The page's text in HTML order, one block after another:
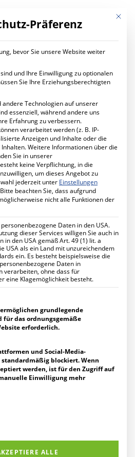
Unternehmen
Ihr Unternehmen
Digitale Sicherheit
im Gebäude
Unternehmen
2018
2018 November
Mit
Präferenz
bevor Sie unsere Website weiter
und Ihre Einwilligung zu optionalen
Sie Ihre Erziehungsberechtigten
andere Technologien auf unserer
essenziell, während andere uns
Erfahrung zu verbessern.
verarbeitet werden (z. B. IP-
Anzeigen und Inhalte oder die
Inhalten.Weitere Informationen über die
Sie in unserer
keine Verpflichtung, in die
um dieses Angebot zu
jederzeit unter Einstellungen
Bitte beachten Sie, dass aufgrund
nicht alle Funktionen der
Daten in den USA.
dieser Services willigen Sie auch in
in den USA gemäß Art. 49 (1) lit. a
USA als ein Land mit unzureichendem
ein. Es besteht beispielsweise die
Daten in
verarbeiten, ohne dass für
eine Klagemöglichkeit besteht.
Gruppen, für die eine Einwilligung
grundlegende
für das ordnungsgemäße
erforderlich.
und Social-Media-
blockiert. Wenn
werden, ist für den Zugriff auf
Einwilligung mehr
ALLE